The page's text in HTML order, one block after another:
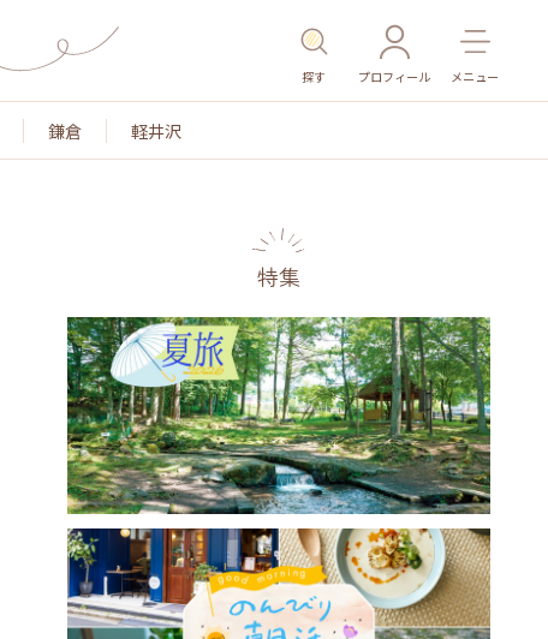
探す プロフィール メニュー
鎌倉 軽井沢
名所・旧跡 温泉・スパ その他施設 ごはん
特集